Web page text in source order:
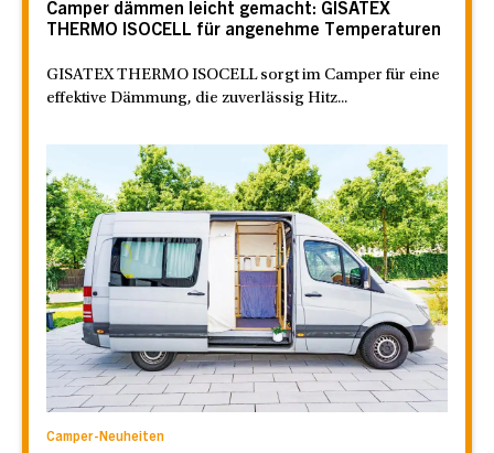
Camper dämmen leicht gemacht: GISATEX
THERMO ISOCELL für angenehme Temperaturen
GISATEX THERMO ISOCELL sorgt im Camper für eine
effektive Dämmung, die zuverlässig Hitz...
Camper-Neuheiten